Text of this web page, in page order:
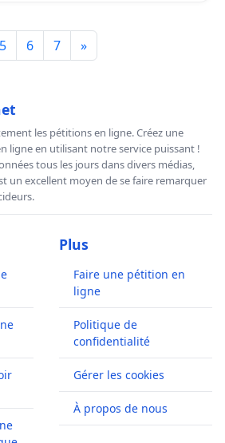
5 6 7 »
les pétitions en ligne. Créez une
ligne en utilisant notre service puissant !
tous les jours dans divers médias,
un excellent moyen de se faire remarquer
Plus
Faire une pétition en
ligne
Politique de
confidentialité
Gérer les cookies
À propos de nous